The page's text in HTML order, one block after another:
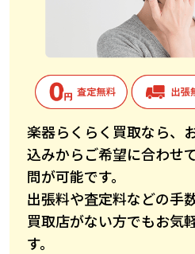
楽器らくらく買取なら、
込みからご希望に合わせ
問が可能です。
出張料や査定料などの手
買取店がない方でもお気
す。